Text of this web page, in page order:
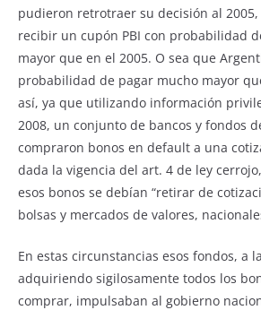
pudieron retrotraer su decisión al
recibir un cupón PBI con probabilidad
mayor que en el 2005. O sea que
probabilidad de pagar mucho mayor
así, ya que utilizando información
2008, un conjunto de bancos y fondos
compraron bonos en default a una
dada la vigencia del art. 4 de ley
esos bonos se debían “retirar de
bolsas y mercados de valores,
En estas circunstancias esos fondos, a
adquiriendo sigilosamente todos los
comprar, impulsaban al gobierno